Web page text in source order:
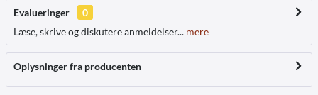
Evalueringer
0
Læse, skrive og diskutere anmeldelser... mere
Oplysninger fra producenten